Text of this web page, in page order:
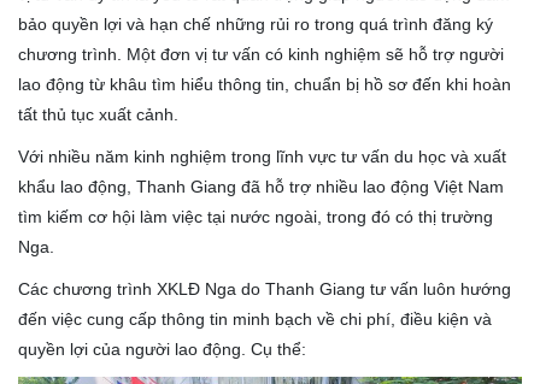
bảo quyền lợi và hạn chế những rủi ro trong quá trình đăng ký
chương trình. Một đơn vị tư vấn có kinh nghiệm sẽ hỗ trợ người
lao động từ khâu tìm hiểu thông tin, chuẩn bị hồ sơ đến khi hoàn
tất thủ tục xuất cảnh.
Với nhiều năm kinh nghiệm trong lĩnh vực tư vấn du học và xuất
khẩu lao động, Thanh Giang đã hỗ trợ nhiều lao động Việt Nam
tìm kiếm cơ hội làm việc tại nước ngoài, trong đó có thị trường
Nga.
Các chương trình XKLĐ Nga do Thanh Giang tư vấn luôn hướng
đến việc cung cấp thông tin minh bạch về chi phí, điều kiện và
quyền lợi của người lao động. Cụ thể: